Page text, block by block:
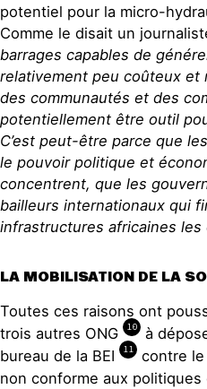
potentiel pour la micro-
Comme le disait un
barrages capables de
relativement peu coûteux et
des communautés et des
potentiellement être outil
C’est peut-être parce que
le pouvoir politique et
concentrent, que les
bailleurs internationaux qui
infrastructures africaines
LA MOBILISATION DE LA
Toutes ces raisons ont
trois autres ONG
10
à
bureau de la BEI
11
contre
non conforme aux